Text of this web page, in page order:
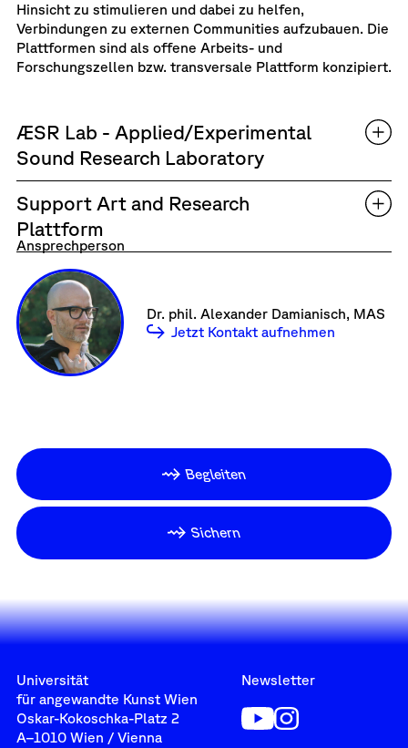
Hinsicht zu stimulieren und dabei zu helfen,
Verbindungen zu externen Communities aufzubauen. Die
Plattformen sind als offene Arbeits- und
Forschungszellen bzw. transversale Plattform konzipiert.
ÆSR Lab - Applied/Experimental
Sound Research Laboratory
Support Art and Research
Plattform
Ansprechperson
Dr. phil. Alexander Damianisch, MAS
Jetzt Kontakt aufnehmen
Begleiten
Sichern
Universität
für angewandte Kunst Wien
Oskar-Kokoschka-Platz 2
A–1010 Wien / Vienna
Newsletter